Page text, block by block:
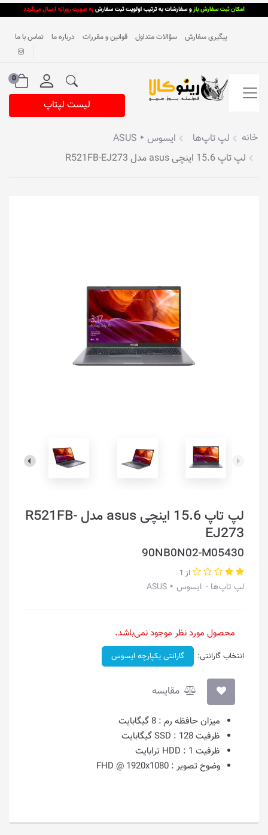
پیگیری سفارش سؤالات متداول قوانین و مقررات درباره ما تماس با ما
0
لیست لپتاپ
خانه لپ تاپ‌ها
ایسوس ‣ ASUS
لپ تاپ 15.6 اینچی asus مدل R521FB-EJ273
لپ تاپ 15.6 اینچی asus مدل R521FB-
EJ273
90NB0N02-M05430
از 1
لپ تاپ‌ها ایسوس ‣ ASUS
محصول مورد نظر موجود نمی‌باشد.
انتخاب گارانتی: گارانتی یکپارچه ایسوس
مقایسه
میزان حافظه رم : 8 گیگابایت
ظرفیت SSD :128 گیگابایت
ظرفیت HDD : 1 ترابایت
وضوح تصویر : FHD @ 1920x1080